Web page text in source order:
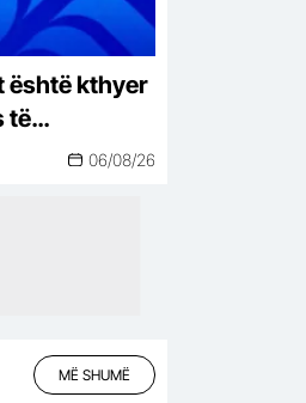
është kthyer
të
06/08/26
MË SHUMË